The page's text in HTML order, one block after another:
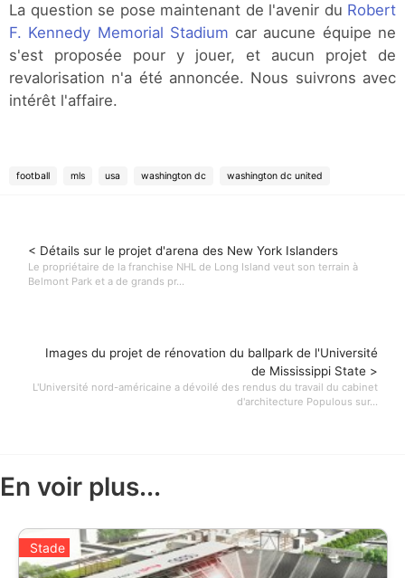
La question se pose maintenant de l'avenir du Robert
F. Kennedy Memorial Stadium car aucune équipe ne
s'est proposée pour y jouer, et aucun projet de
revalorisation n'a été annoncée. Nous suivrons avec
intérêt l'affaire.
football mls usa washington dc washington dc united
< Détails sur le projet d'arena des New York Islanders
Le propriétaire de la franchise NHL de Long Island veut son terrain à
Belmont Park et a de grands pr...
Images du projet de rénovation du ballpark de l'Université
de Mississippi State >
L'Université nord-américaine a dévoilé des rendus du travail du cabinet
d'architecture Populous sur...
En voir plus...
Stade